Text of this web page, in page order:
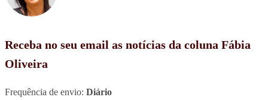
Receba no seu email as notícias da coluna Fábia
Oliveira
Frequência de envio: Diário